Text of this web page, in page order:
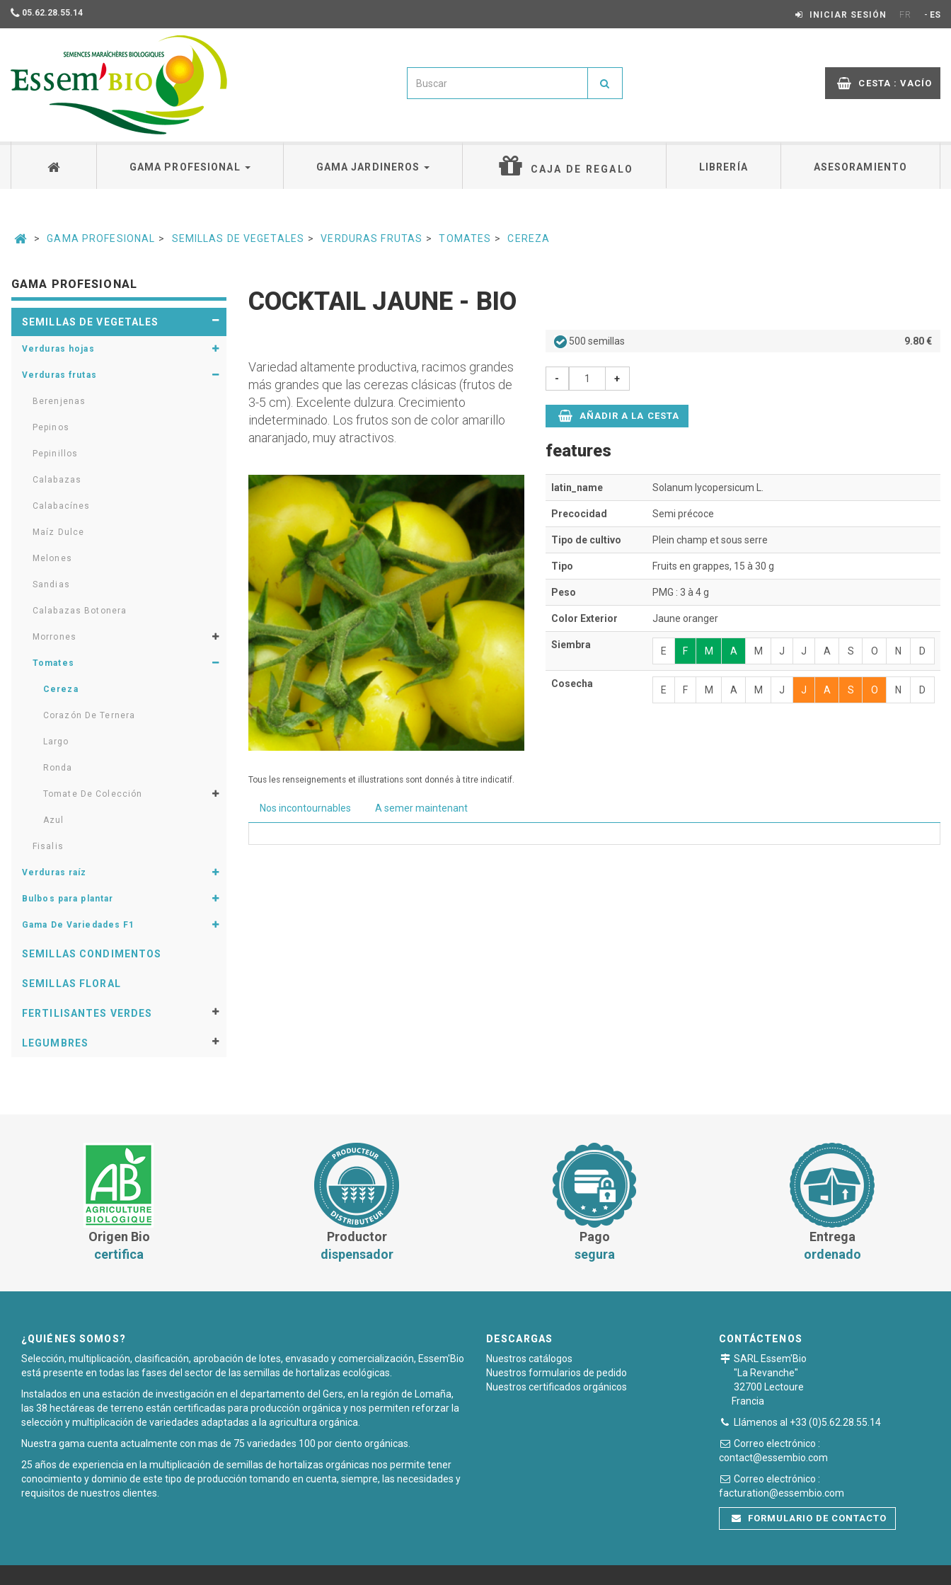
05.62.28.55.14 INICIAR SESIÓN FR - ES
CESTA : VACÍO
GAMA PROFESIONAL GAMA JARDINEROS CAJA DE REGALO LIBRERÍA ASESORAMIENTO
GAMA PROFESIONAL SEMILLAS DE VEGETALES VERDURAS FRUTAS TOMATES CEREZA
GAMA PROFESIONAL
SEMILLAS DE VEGETALES
Verduras hojas
Verduras frutas
Berenjenas
Pepinos
Pepinillos
Calabazas
Calabacínes
Maíz Dulce
Melones
Sandias
Calabazas Botonera
Morrones
Tomates
Cereza
Corazón De Ternera
Largo
Ronda
Tomate De Colección
Azul
Fisalis
Verduras raíz
Bulbos para plantar
Gama De Variedades F1
SEMILLAS CONDIMENTOS
SEMILLAS FLORAL
FERTILISANTES VERDES
LEGUMBRES
COCKTAIL JAUNE - BIO
Variedad altamente productiva, racimos grandes
más grandes que las cerezas clásicas (frutos de
3-5 cm). Excelente dulzura. Crecimiento
indeterminado. Los frutos son de color amarillo
anaranjado, muy atractivos.
500 semillas 9.80 €
- +
AÑADIR A LA CESTA
features
latin_name Solanum lycopersicum L.
Precocidad Semi précoce
Tipo de cultivo Plein champ et sous serre
Tipo Fruits en grappes, 15 à 30 g
Peso PMG : 3 à 4 g
Color Exterior Jaune oranger
Siembra
E F M A M J J A S O N D
Cosecha
E F M A M J J A S O N D
Tous les renseignements et illustrations sont donnés à titre indicatif.
Nos incontournables A semer maintenant
Origen Bio
certifica
Productor
dispensador
Pago
segura
Entrega
ordenado
¿QUIÉNES SOMOS?
Selección, multiplicación, clasificación, aprobación de lotes, envasado y comercialización, Essem'Bio
está presente en todas las fases del sector de las semillas de hortalizas ecológicas.
Instalados en una estación de investigación en el departamento del Gers, en la región de Lomaña,
las 38 hectáreas de terreno están certificadas para producción orgánica y nos permiten reforzar la
selección y multiplicación de variedades adaptadas a la agricultura orgánica.
Nuestra gama cuenta actualmente con mas de 75 variedades 100 por ciento orgánicas.
25 años de experiencia en la multiplicación de semillas de hortalizas orgánicas nos permite tener
conocimiento y dominio de este tipo de producción tomando en cuenta, siempre, las necesidades y
requisitos de nuestros clientes.
DESCARGAS
Nuestros catálogos
Nuestros formularios de pedido
Nuestros certificados orgánicos
CONTÁCTENOS
SARL Essem'Bio
"La Revanche"
32700 Lectoure
Francia
Llámenos al +33 (0)5.62.28.55.14
Correo electrónico :
contact@essembio.com
Correo electrónico :
facturation@essembio.com
FORMULARIO DE CONTACTO